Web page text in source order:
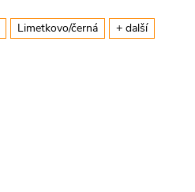
Limetkovo/černá + další